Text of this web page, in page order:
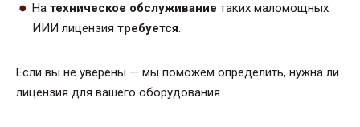
На техническое обслуживание таких маломощных
ИИИ лицензия требуется.
Если вы не уверены — мы поможем определить, нужна ли
лицензия для вашего оборудования.